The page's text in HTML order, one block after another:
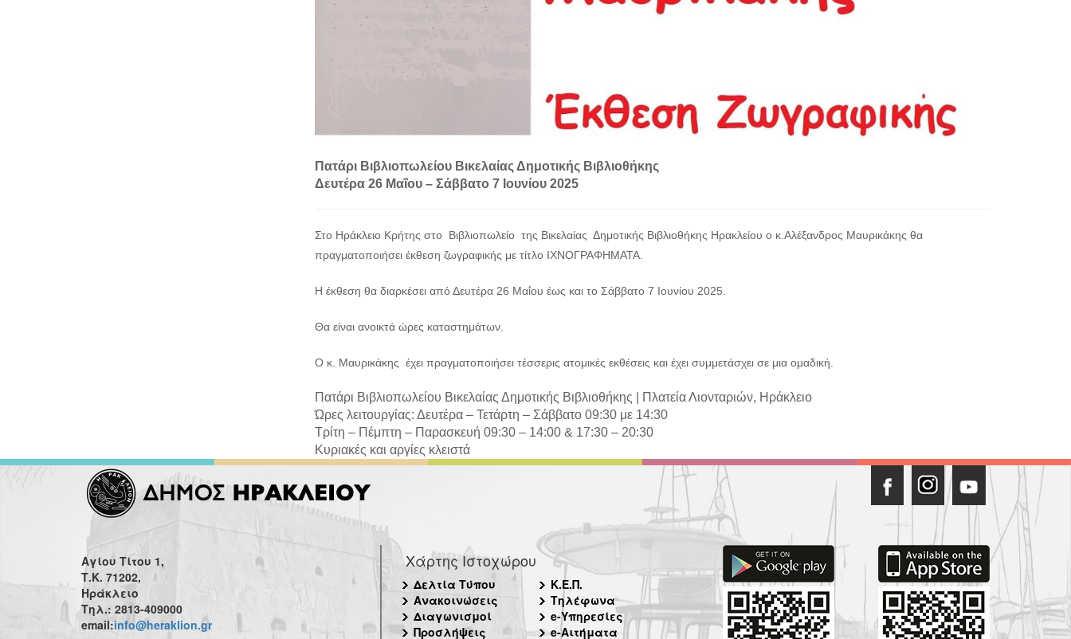
Πατάρι Βιβλιοπωλείου Βικελαίας Δημοτικής Βιβλιοθήκης
Δευτέρα 26 Μαΐου – Σάββατο 7 Ιουνίου 2025
Στο Ηράκλειο Κρήτης στο Βιβλιοπωλείο της Βικελαίας Δημοτικής Βιβλιοθήκης Ηρακλείου ο κ.Αλέξανδρος Μαυρικάκης θα
πραγματοποιήσει έκθεση ζωγραφικής με τίτλο ΙΧΝΟΓΡΑΦΗΜΑΤΑ.
Η έκθεση θα διαρκέσει από Δευτέρα 26 Μαΐου έως και το Σάββατο 7 Ιουνίου 2025.
Θα είναι ανοικτά ώρες καταστημάτων.
Ο κ. Μαυρικάκης έχει πραγματοποιήσει τέσσερις ατομικές εκθέσεις και έχει συμμετάσχει σε μια ομαδική.
Πατάρι Βιβλιοπωλείου Βικελαίας Δημοτικής Βιβλιοθήκης |
Πλατεία Λιονταριών, Ηράκλειο
Ώρες λειτουργίας: Δευτέρα – Τετάρτη – Σάββατο 09:30 με 14:30
Τρίτη – Πέμπτη – Παρασκευή 09:30 – 14:00 & 17:30 – 20:30
Κυριακές και αργίες κλειστά
Αγίου Τίτου 1,
Τ.Κ. 71202,
Ηράκλειο
Τηλ.: 2813-409000
email:info@heraklion.gr
Χάρτης Ιστοχώρου
Δελτία Τύπου
Ανακοινώσεις
Διαγωνισμοί
Προσλήψεις
Κ.Ε.Π.
Τηλέφωνα
e-Υπηρεσίες
e-Αιτήματα